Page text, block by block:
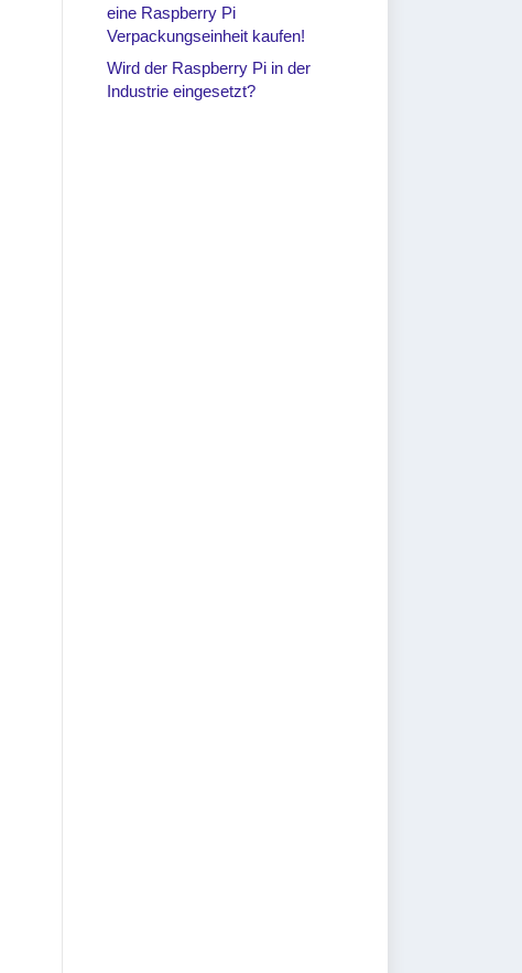
eine Raspberry Pi
Verpackungseinheit kaufen!
Wird der Raspberry Pi in der
Industrie eingesetzt?